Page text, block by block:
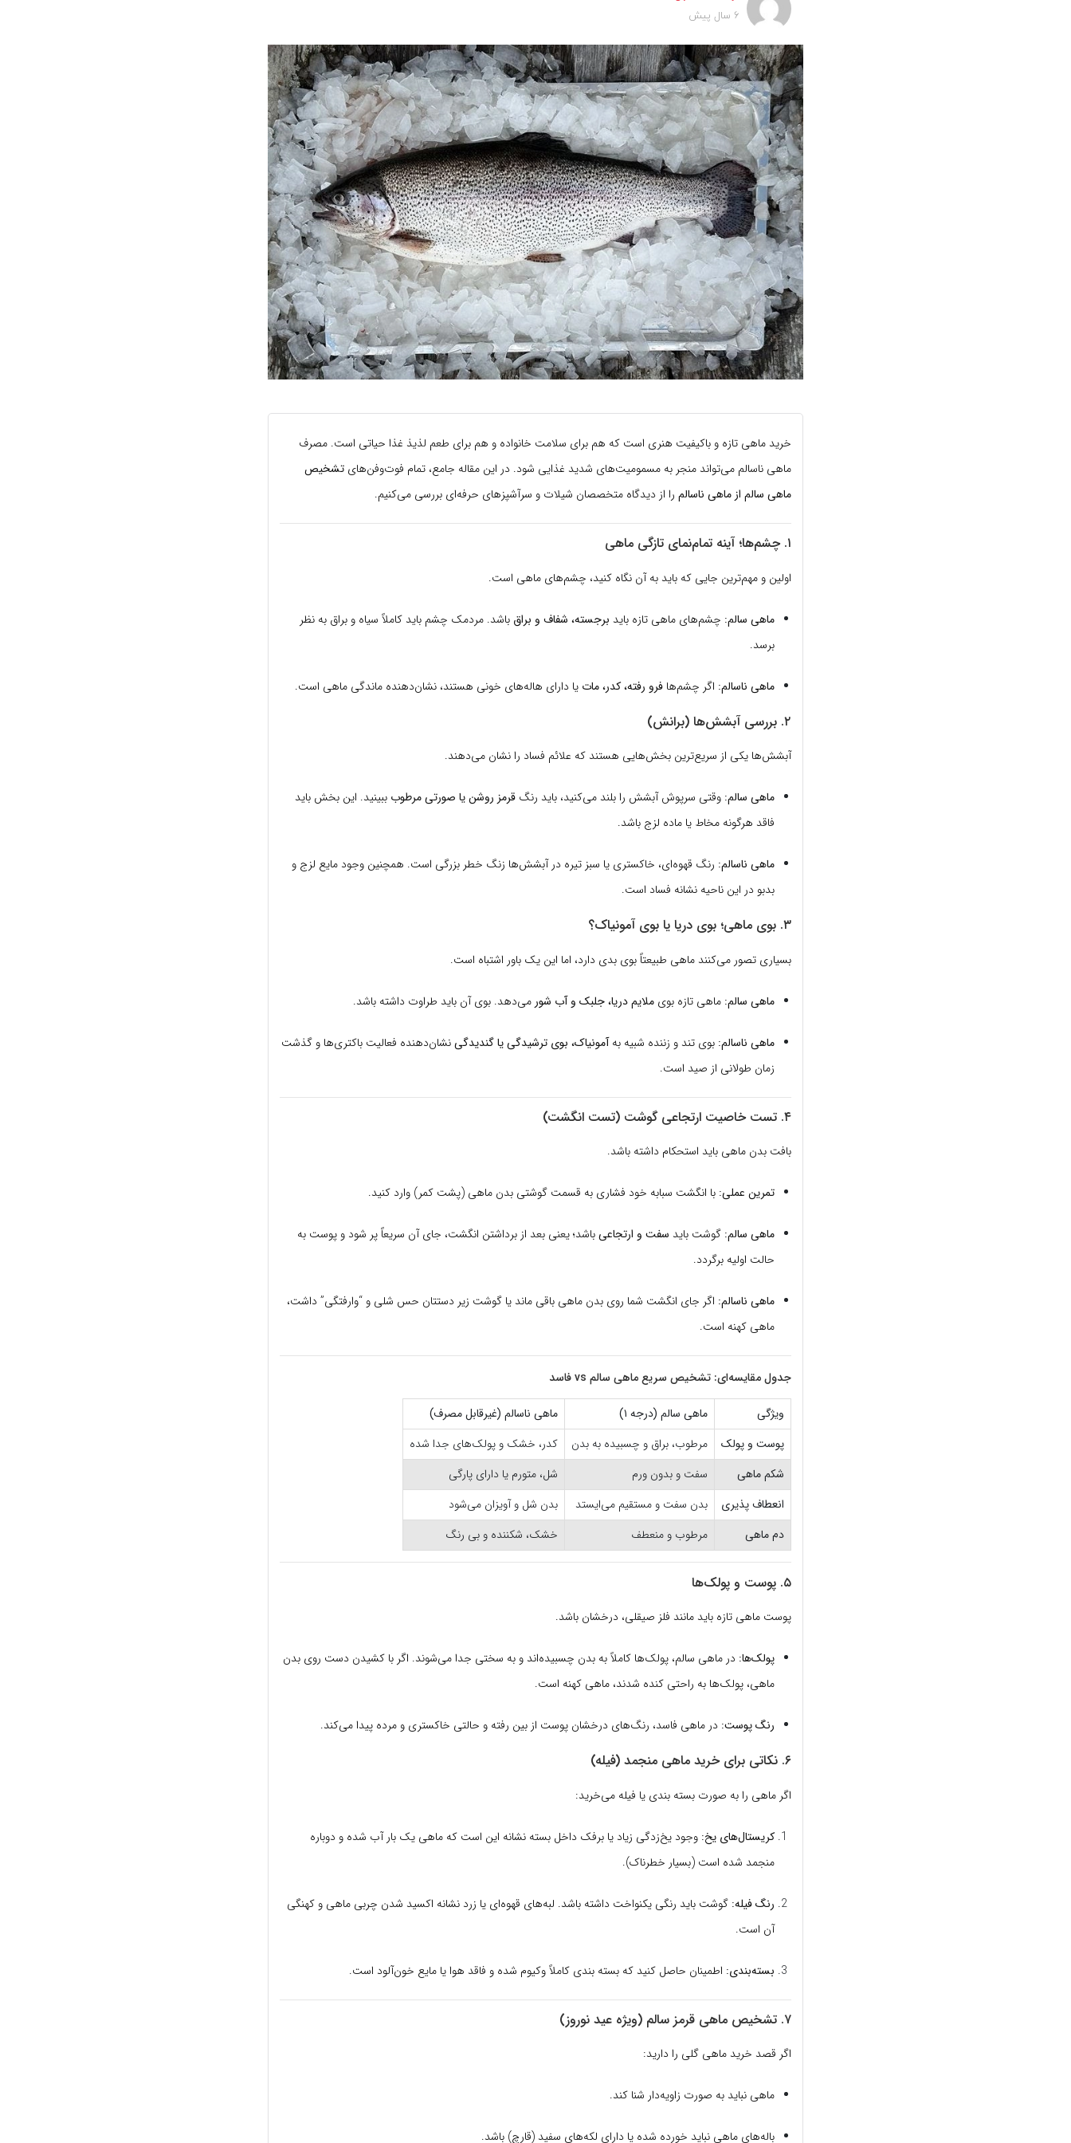
6 سال پیش
خرید ماهی تازه و باکیفیت هنری است که هم برای سلامت خانواده و هم برای طعم لذیذ غذا حیاتی است. مصرف
ماهی ناسالم می‌تواند منجر به مسمومیت‌های شدید غذایی شود. در این مقاله جامع، تمام فوت‌وفن‌های تشخیص
ماهی سالم از ماهی ناسالم را از دیدگاه متخصصان شیلات و سرآشپزهای حرفه‌ای بررسی می‌کنیم.
۱. چشم‌ها؛ آینه تمام‌نمای تازگی ماهی
اولین و مهم‌ترین جایی که باید به آن نگاه کنید، چشم‌های ماهی است.
ماهی سالم: چشم‌های ماهی تازه باید برجسته، شفاف و براق باشد. مردمک چشم باید کاملاً سیاه و براق به نظر
برسد.
ماهی ناسالم: اگر چشم‌ها فرو رفته، کدر، مات یا دارای هاله‌های خونی هستند، نشان‌دهنده ماندگی ماهی است.
۲. بررسی آبشش‌ها (برانش)
آبشش‌ها یکی از سریع‌ترین بخش‌هایی هستند که علائم فساد را نشان می‌دهند.
ماهی سالم: وقتی سرپوش آبشش را بلند می‌کنید، باید رنگ قرمز روشن یا صورتی مرطوب ببینید. این بخش باید
فاقد هرگونه مخاط یا ماده لزج باشد.
ماهی ناسالم: رنگ قهوه‌ای، خاکستری یا سبز تیره در آبشش‌ها زنگ خطر بزرگی است. همچنین وجود مایع لزج و
بدبو در این ناحیه نشانه فساد است.
۳. بوی ماهی؛ بوی دریا یا بوی آمونیاک؟
بسیاری تصور می‌کنند ماهی طبیعتاً بوی بدی دارد، اما این یک باور اشتباه است.
ماهی سالم: ماهی تازه بوی ملایم دریا، جلبک و آب شور می‌دهد. بوی آن باید طراوت داشته باشد.
ماهی ناسالم: بوی تند و زننده شبیه بهآمونیاک، بوی ترشیدگی یا گندیدگینشان‌دهنده فعالیت باکتری‌ها و گذشت
زمان طولانی از صید است.
۴. تست خاصیت ارتجاعی گوشت (تست انگشت)
بافت بدن ماهی باید استحکام داشته باشد.
تمرین عملی: با انگشت سبابه خود فشاری به قسمت گوشتی بدن ماهی (پشت کمر) وارد کنید.
ماهی سالم: گوشت باید سفت و ارتجاعیباشد؛ یعنی بعد از برداشتن انگشت، جای آن سریعاً پر شود و پوست به
حالت اولیه برگردد.
ماهی ناسالم: اگر جای انگشت شما روی بدن ماهی باقی ماند یا گوشت زیر دستتان حس شلی و “وارفتگی” داشت،
ماهی کهنه است.
جدول مقایسه‌ای: تشخیص سریع ماهی سالم vs فاسد
ویژگی ماهی سالم (درجه ۱)
ماهی ناسالم (غیرقابل مصرف)
پوست و پولک
مرطوب، براق و چسبیده به بدن
کدر، خشک و پولک‌های جدا شده
شکم ماهی
سفت و بدون ورم
شل، متورم یا دارای پارگی
انعطاف پذیری
بدن سفت و مستقیم می‌ایستد
بدن شل و آویزان می‌شود
دم ماهی
مرطوب و منعطف خشک، شکننده و بی رنگ
۵. پوست و پولک‌ها
پوست ماهی تازه باید مانند فلز صیقلی، درخشان باشد.
پولک‌ها: در ماهی سالم، پولک‌ها کاملاً به بدن چسبیده‌اند و به سختی جدا می‌شوند. اگر با کشیدن دست روی بدن
ماهی، پولک‌ها به راحتی کنده شدند، ماهی کهنه است.
رنگ پوست: در ماهی فاسد، رنگ‌های درخشان پوست از بین رفته و حالتی خاکستری و مرده پیدا می‌کند.
۶. نکاتی برای خرید ماهی منجمد (فیله)
اگر ماهی را به صورت بسته بندی یا فیله می‌خرید:
کریستال‌های یخ: وجود یخ‌زدگی زیاد یا برفک داخل بسته نشانه این است که ماهی یک بار آب شده و دوباره
منجمد شده است (بسیار خطرناک).
رنگ فیله: گوشت باید رنگی یکنواخت داشته باشد. لبه‌های قهوه‌ای یا زرد نشانه اکسید شدن چربی ماهی و کهنگی
آن است.
بسته‌بندی: اطمینان حاصل کنید که بسته بندی کاملاً وکیوم شده و فاقد هوا یا مایع خون‌آلود است.
۷. تشخیص ماهی قرمز سالم (ویژه عید نوروز)
اگر قصد خرید ماهی گلی را دارید:
ماهی نباید به صورت زاویه‌دار شنا کند.
باله‌های ماهی نباید خورده شده یا دارای لکه‌های سفید (قارچ) باشد.